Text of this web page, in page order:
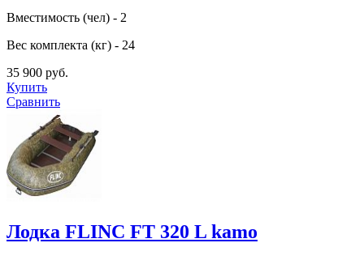
Вместимость (чел) - 2
Вес комплекта (кг) - 24
35 900 руб.
Купить
Сравнить
Лодка FLINC FT 320 L kamo